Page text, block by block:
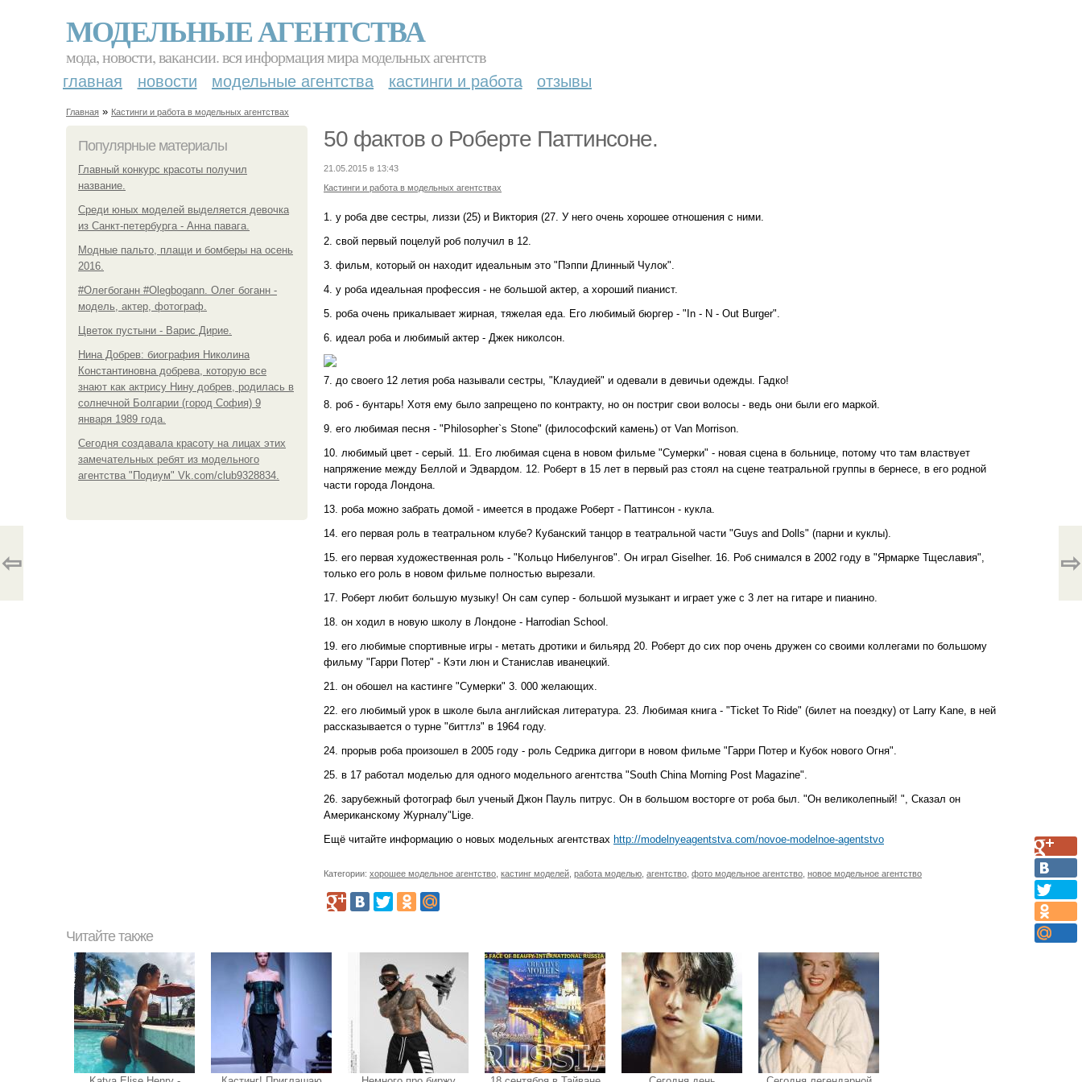
МОДЕЛЬНЫЕ АГЕНТСТВА
мода, новости, вакансии. вся информация мира модельных агентств
главная новости модельные агентства кастинги и работа отзывы
Главная » Кастинги и работа в модельных агентствах
Популярные материалы
Главный конкурс красоты получил
название.
Среди юных моделей выделяется девочка
из Санкт-петербурга - Анна павага.
Модные пальто, плащи и бомберы на осень
2016.
#Олегбоганн #Olegbogann. Олег боганн -
модель, актер, фотограф.
Цветок пустыни - Варис Дирие.
Нина Добрев: биография Николина
Константиновна добрева, которую все
знают как актрису Нину добрев, родилась в
солнечной Болгарии (город София) 9
января 1989 года.
Сегодня создавала красоту на лицах этих
замечательных ребят из модельного
агентства "Подиум" Vk.com/club9328834.
50 фактов о Роберте Паттинсоне.
21.05.2015 в 13:43
Кастинги и работа в модельных агентствах
1. у роба две сестры, лиззи (25) и Виктория (27. У него очень хорошее отношения с ними.
2. свой первый поцелуй роб получил в 12.
3. фильм, который он находит идеальным это "Пэппи Длинный Чулок".
4. у роба идеальная профессия - не большой актер, а хороший пианист.
5. роба очень прикалывает жирная, тяжелая еда. Его любимый бюргер - "In - N - Out Burger".
6. идеал роба и любимый актер - Джек николсон.
7. до своего 12 летия роба называли сестры, "Клаудией" и одевали в девичьи одежды. Гадко!
8. роб - бунтарь! Хотя ему было запрещено по контракту, но он постриг свои волосы - ведь они были его маркой.
9. его любимая песня - "Philosopher`s Stone" (философский камень) от Van Morrison.
10. любимый цвет - серый. 11. Его любимая сцена в новом фильме "Сумерки" - новая сцена в больнице, потому что там властвует
напряжение между Беллой и Эдвардом. 12. Роберт в 15 лет в первый раз стоял на сцене театральной группы в бернесе, в его родной
части города Лондона.
13. роба можно забрать домой - имеется в продаже Роберт - Паттинсон - кукла.
14. его первая роль в театральном клубе? Кубанский танцор в театральной части "Guys and Dolls" (парни и куклы).
15. его первая художественная роль - "Кольцо Нибелунгов". Он играл Giselher. 16. Роб снимался в 2002 году в "Ярмарке Тщеславия",
только его роль в новом фильме полностью вырезали.
17. Роберт любит большую музыку! Он сам супер - большой музыкант и играет уже с 3 лет на гитаре и пианино.
18. он ходил в новую школу в Лондоне - Harrodian School.
19. его любимые спортивные игры - метать дротики и бильярд 20. Роберт до сих пор очень дружен со своими коллегами по большому
фильму "Гарри Потер" - Кэти люн и Станислав иванецкий.
21. он обошел на кастинге "Сумерки" 3. 000 желающих.
22. его любимый урок в школе была английская литература. 23. Любимая книга - "Ticket To Ride" (билет на поездку) от Larry Kane, в ней
рассказывается о турне "биттлз" в 1964 году.
24. прорыв роба произошел в 2005 году - роль Седрика диггори в новом фильме "Гарри Потер и Кубок нового Огня".
25. в 17 работал моделью для одного модельного агентства "South China Morning Post Magazine".
26. зарубежный фотограф был ученый Джон Пауль питрус. Он в большом восторге от роба был. "Он великолепный! ", Сказал он
Американскому Журналу"Lige.
Ещё читайте информацию о новых модельных агентствах http://modelnyeagentstva.com/novoe-modelnoe-agentstvo
Категории: хорошее модельное агентство кастинг моделей работа моделью агентство фото модельное агентство новое модельное агентство
⇦ ⇨
Читайте также